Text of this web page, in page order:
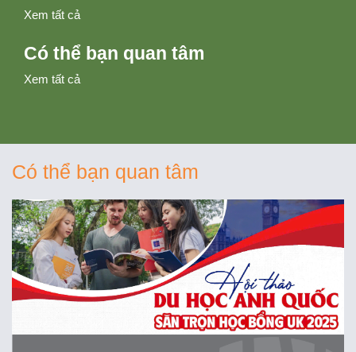
Xem tất cả
Có thể bạn quan tâm
Xem tất cả
Có thể bạn quan tâm